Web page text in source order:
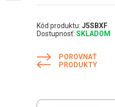
Kód produktu: J5SBXF
Dostupnosť: SKLADOM
POROVNAŤ
PRODUKTY